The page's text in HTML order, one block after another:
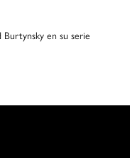
en su serie